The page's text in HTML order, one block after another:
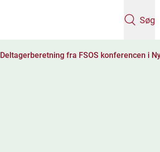
Søg
Deltagerberetning fra FSOS konferencen i